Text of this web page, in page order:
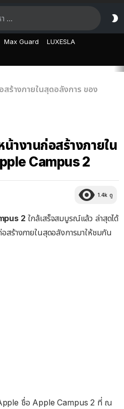
Max Guard LUXESLA
สร้างภายในสุดอลังการ ของ
างานก่อสร้างภายใน
Campus 2
1.4k ดู
2 ใกล้เสร็จสมบูรณ์แล้ว ล่าสุดได้
สร้างภายในสุดอลังการมาให้ชมกัน
ชื่อ Apple Campus 2 ที่ ณ